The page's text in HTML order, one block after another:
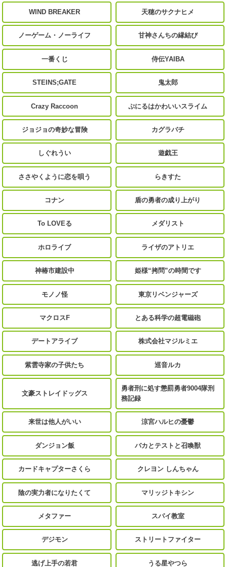
WIND BREAKER 天穂のサクナヒメ
ノーゲーム・ノーライフ 甘神さんちの縁結び
一番くじ 侍伝YAIBA
STEINS;GATE 鬼太郎
Crazy Raccoon ぷにるはかわいいスライム
ジョジョの奇妙な冒険 カグラバチ
しぐれうい 遊戯王
ささやくように恋を唄う らきすた
コナン 盾の勇者の成り上がり
To LOVEる メダリスト
ホロライブ ライザのアトリエ
神椿市建設中 姫様“拷問”の時間です
モノノ怪 東京リベンジャーズ
マクロスF とある科学の超電磁砲
デートアライブ 株式会社マジルミエ
紫雲寺家の子供たち 巡音ルカ
文豪ストレイドッグス
勇者刑に処す懲罰勇者9004隊刑
務記録
来世は他人がいい 涼宮ハルヒの憂鬱
ダンジョン飯 バカとテストと召喚獣
カードキャプターさくら クレヨン しんちゃん
陰の実力者になりたくて マリッジトキシン
メタファー スパイ教室
デジモン ストリートファイター
逃げ上手の若君 うる星やつら